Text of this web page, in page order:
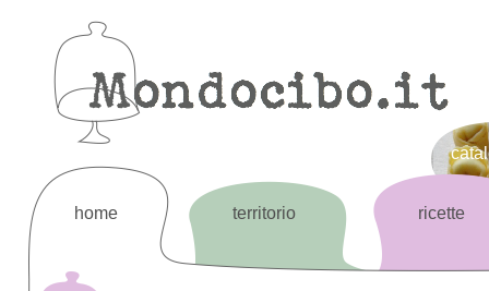
home territorio ricette